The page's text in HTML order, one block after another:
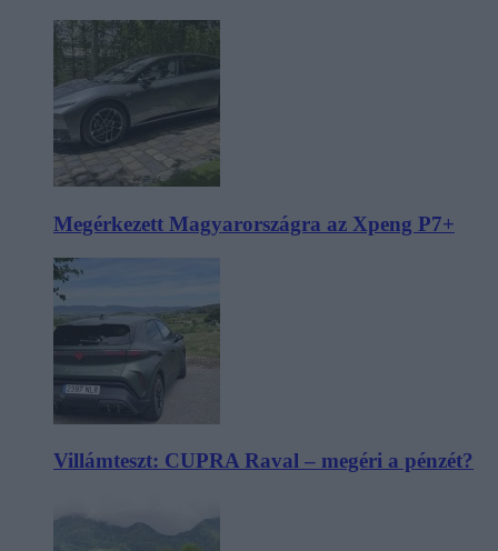
Megérkezett Magyarországra az Xpeng P7+
Villámteszt: CUPRA Raval – megéri a pénzét?